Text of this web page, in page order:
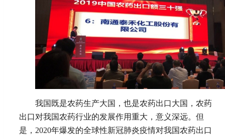
我国既是农药生产大国，也是农药出口大国，农药
出口对我国农药行业的发展作用重大，意义深远。但
是，2020年爆发的全球性新冠肺炎疫情对我国农药出口